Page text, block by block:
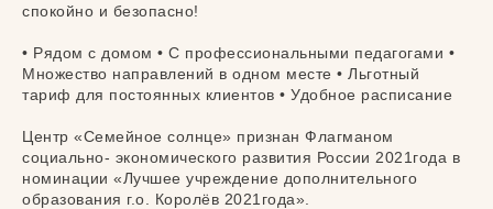
спокойно и безопасно!
• Рядом с домом • С профессиональными педагогами •
Множество направлений в одном месте • Льготный
тариф для постоянных клиентов • Удобное расписание
Центр «Семейное солнце» признан Флагманом
социально- экономического развития России 2021года в
номинации «Лучшее учреждение дополнительного
образования г.о. Королёв 2021года».